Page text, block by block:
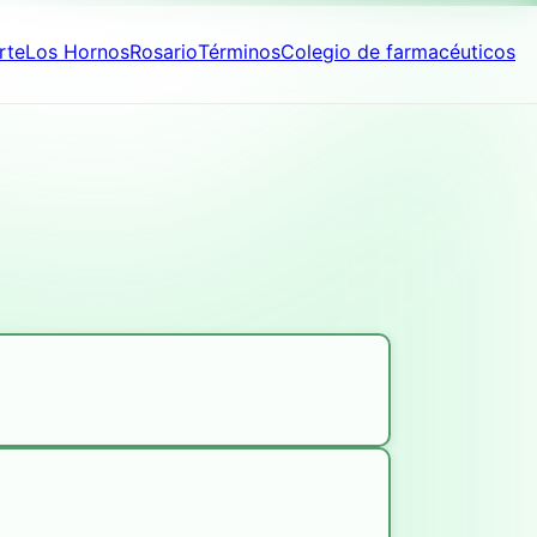
Los HornosRosarioTérminosColegio de farmacéuticos